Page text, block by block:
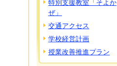
特別支援教室「そよか
ぜ」
交通アクセス
学校経営計画
授業改善推進プラン